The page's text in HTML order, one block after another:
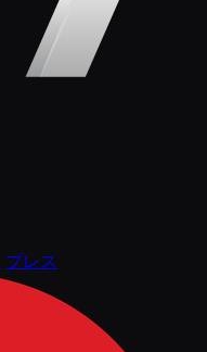
プレス